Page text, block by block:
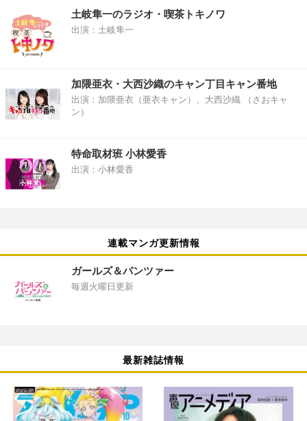
土岐隼一のラジオ・喫茶トキノワ
出演：土岐隼一
加隈亜衣・大西沙織のキャン丁目キャン番地
出演：加隈亜衣（亜衣キャン）、大西沙織 （さおキャ
ン）
特命取材班 小林愛香
出演：小林愛香
連載マンガ更新情報
ガールズ＆パンツァー
毎週火曜日更新
最新雑誌情報